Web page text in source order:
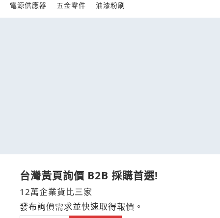
電源供應器
五金零件 油漆粉刷
台灣黃頁詢價 B2B 採購首選!
12萬企業貨比三家
發布詢價需求並快速取得報價。